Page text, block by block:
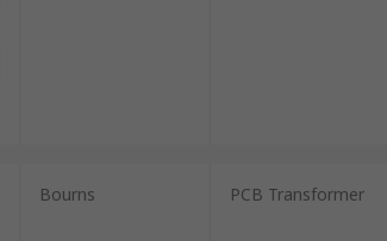
Bourns PCB Transformer